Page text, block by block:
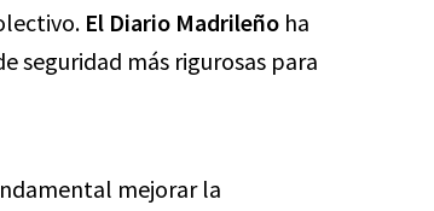
El Diario Madrileño ha
seguridad más rigurosas para
mejorar la